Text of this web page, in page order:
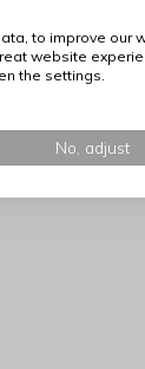
Geeft u de
Heeft u
wordt direct per
to improve our
website
the settings.
No, adjust